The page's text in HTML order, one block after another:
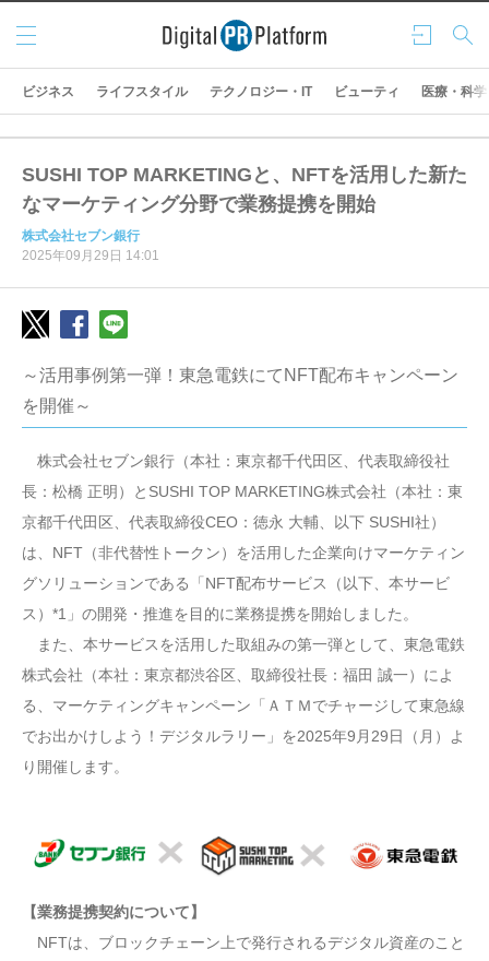
ログ
イン
検索
メニ
ュー
ビジネス ライフスタイル テクノロジー・IT ビューティ 医療・科学
SUSHI TOP MARKETINGと、NFTを活用した新た
なマーケティング分野で業務提携を開始
株式会社セブン銀行
2025年09月29日 14:01
～活用事例第一弾！東急電鉄にてNFT配布キャンペーン
を開催～
株式会社セブン銀行（本社：東京都千代田区、代表取締役社
長：松橋 正明）とSUSHI TOP MARKETING株式会社（本社：東
京都千代田区、代表取締役CEO：徳永 大輔、以下 SUSHI社）
は、NFT（非代替性トークン）を活用した企業向けマーケティン
グソリューションである「NFT配布サービス（以下、本サービ
ス）*1」の開発・推進を目的に業務提携を開始しました。
また、本サービスを活用した取組みの第一弾として、東急電鉄
株式会社（本社：東京都渋谷区、取締役社長：福田 誠一）によ
る、マーケティングキャンペーン「ＡＴＭでチャージして東急線
でお出かけしよう！デジタルラリー」を2025年9月29日（月）よ
り開催します。
【業務提携契約について】
NFTは、ブロックチェーン上で発行されるデジタル資産のこと